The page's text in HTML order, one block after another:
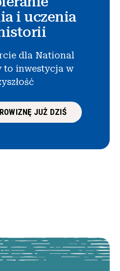
i uczenia
dla National
to inwestycja w
JUŻ DZIŚ